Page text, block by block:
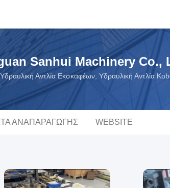
Sanhui Machinery Co.,
Αντλία Εκσκαφέων, Υδραυλική Αντλία
ΑΝΑΠΑΡΑΓΩΓΉΣ WEBSITE